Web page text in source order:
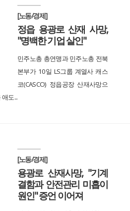
[노동/경제]
정읍 용광로 산재 사망,
"명백한 기업 살인"
민주노총 총연맹과 민주노총 전북
본부가 10일 LS그룹 계열사 캐스
코(CASCO) 정읍공장 산재사망으
도...
[노동/경제]
용광로 산재사망, "기계
결함과 안전관리 미흡이
원인" 증언 이어져